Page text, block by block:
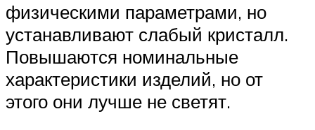
физическими параметрами, но
устанавливают слабый кристалл.
Повышаются номинальные
характеристики изделий, но от
этого они лучше не светят.